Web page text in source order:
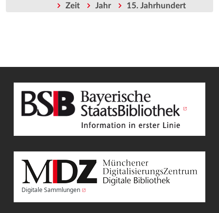
Zeit Jahr 15. Jahrhundert
Digitale Sammlungen